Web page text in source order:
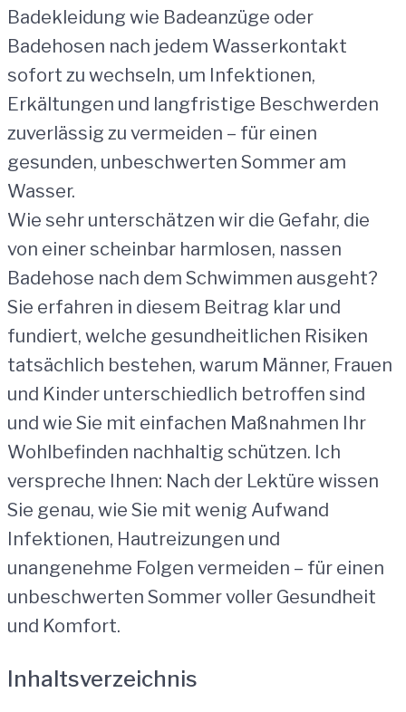
Badekleidung wie Badeanzüge oder
Badehosen nach jedem Wasserkontakt
sofort zu wechseln, um Infektionen,
Erkältungen und langfristige Beschwerden
zuverlässig zu vermeiden – für einen
gesunden, unbeschwerten Sommer am
Wasser.
Wie sehr unterschätzen wir die Gefahr, die
von einer scheinbar harmlosen, nassen
Badehose nach dem Schwimmen ausgeht?
Sie erfahren in diesem Beitrag klar und
fundiert, welche gesundheitlichen Risiken
tatsächlich bestehen, warum Männer, Frauen
und Kinder unterschiedlich betroffen sind
und wie Sie mit einfachen Maßnahmen Ihr
Wohlbefinden nachhaltig schützen. Ich
verspreche Ihnen: Nach der Lektüre wissen
Sie genau, wie Sie mit wenig Aufwand
Infektionen, Hautreizungen und
unangenehme Folgen vermeiden – für einen
unbeschwerten Sommer voller Gesundheit
und Komfort.
Inhaltsverzeichnis